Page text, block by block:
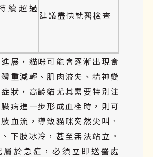
續超過
建議盡快就醫檢查
展，貓咪可能會逐漸出現食
重減輕、肌肉流失、精神變
狀，高齡貓尤其需要特別注
病進一步形成血栓時，則可
血流，導致貓咪突然尖叫、
下肢冰冷，甚至無法站立。
屬於急症，必須立即送醫處